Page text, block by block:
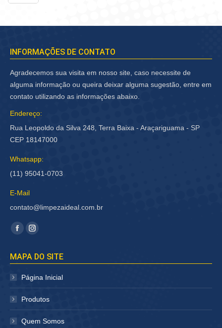
INFORMAÇÕES DE CONTATO
Agradecemos sua visita em nosso site, caso necessite de
alguma informação ou queira deixar alguma sugestão, entre em
contato utilizando as informações abaixo.
Endereço:
Rua Leopoldo da Silva 248, Terra Baixa - Araçariguama - SP
CEP 18147000
Whatsapp:
(11) 95041-0703
E-Mail
contato@limpezaideal.com.br
Encontre-nos em:
Facebook
abre
em
janela
Instagram
abre
janela
MAPA DO SITE
Página Inicial
Produtos
Quem Somos